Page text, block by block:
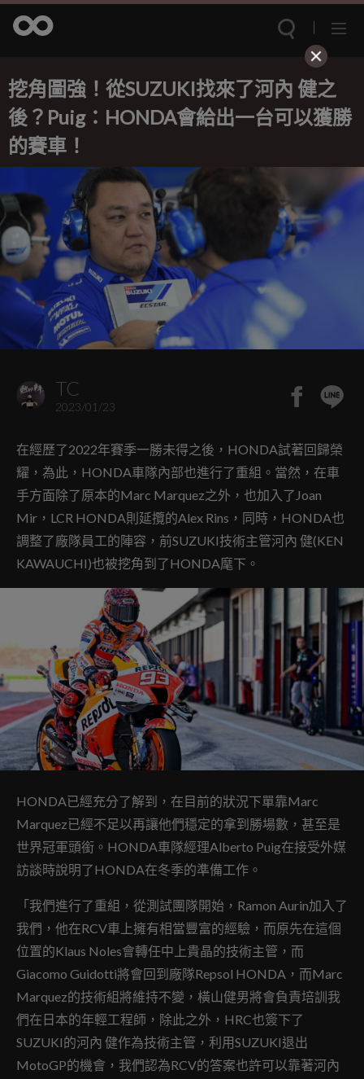
挖角圖強！從SUZUKI找來了河內 健之
後？Puig：HONDA會給出一台可以獲勝
的賽車！
TC
2023/01/23
在經歷了2022年賽季一勝未得之後，HONDA試著回歸榮
耀，為此，HONDA車隊內部也進行了重組。當然，在車
手方面除了原本的Marc Marquez之外，也加入了Joan
Mir，LCR HONDA則延攬的Alex Rins，同時，HONDA也
調整了廠隊員工的陣容，前SUZUKI技術主管河內 健(KEN
KAWAUCHI)也被挖角到了HONDA麾下。
HONDA已經充分了解到，在目前的狀況下單靠Marc
Marquez已經不足以再讓他們穩定的拿到勝場數，甚至是
世界冠軍頭銜。HONDA車隊經理Alberto Puig在接受外媒
訪談時說明了HONDA在冬季的準備工作。
「我們進行了重組，從測試團隊開始，Ramon Aurin加入了
我們，他在RCV車上擁有相當豐富的經驗，而原先在這個
位置的Klaus Noles會轉任中上貴晶的技術主管，而
Giacomo Guidotti將會回到廠隊Repsol HONDA，而Marc
Marquez的技術組將維持不變，橫山健男將會負責培訓我
們在日本的年輕工程師，除此之外，HRC也簽下了
SUZUKI的河內 健作為技術主管，利用SUZUKI退出
MotoGP的機會，我們認為RCV的答案也許可以靠著河內